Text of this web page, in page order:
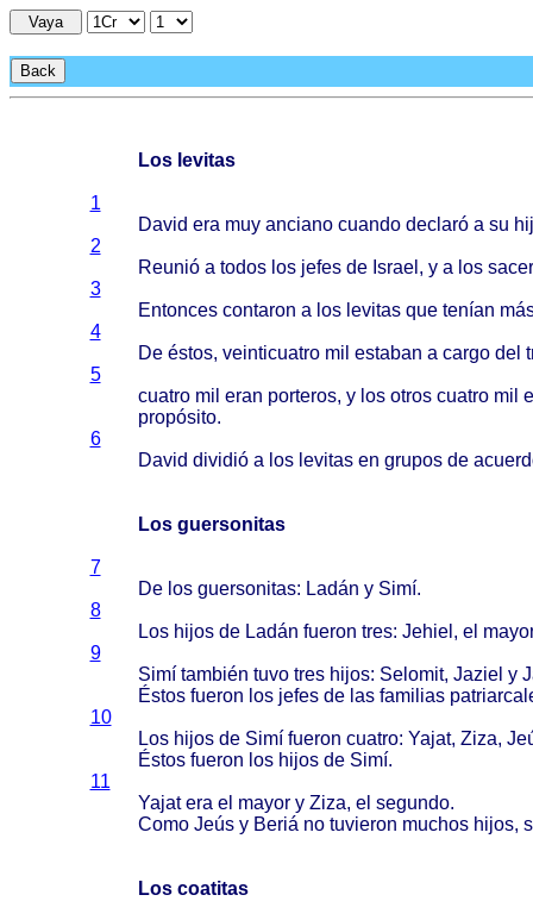
Vaya
Back
Los levitas
1
David era muy anciano cuando declaróa su
2
Reunióa todoslos jefesde Israel , y a los
3
Entonces contaron a los levitasque tenían
4
De éstos, veinticuatromil estaban a cargodel
5
cuatromil eran porteros, y los otros cuatromil
propósito.
6
David dividióa los levitasen gruposde
Los guersonitas
7
De los guersonitas: Ladán y Simí.
8
Los hijosde Ladán fueron tres: Jehiel , el mayor
9
Simí también tuvo tres hijos: Selomit, Jaziel y
Éstos fueron los jefesde las familias
10
Los hijosde Simí fueron cuatro: Yajat, Ziza,
Éstos fueron los hijosde Simí.
11
Yajatera el mayory Ziza, el segundo.
Como Jeúsy Beriá no tuvieron muchos hijos,
Los coatitas